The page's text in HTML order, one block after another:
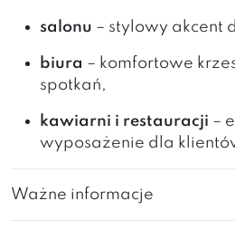
salonu – stylowy akcent
biura – komfortowe
spotkań,
kawiarni i restauracji –
wyposażenie dla
Ważne informacje